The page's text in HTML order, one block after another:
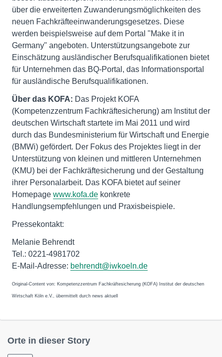
über die erweiterten Zuwanderungsmöglichkeiten des
neuen Fachkräfteeinwanderungsgesetzes. Diese
werden beispielsweise auf dem Portal "Make it in
Germany" angeboten. Unterstützungsangebote zur
Einschätzung ausländischer Berufsqualifikationen bietet
für Unternehmen das BQ-Portal, das Informationsportal
für ausländische Berufsqualifikationen.
Über das KOFA: Das Projekt KOFA
(Kompetenzzentrum Fachkräftesicherung) am Institut der
deutschen Wirtschaft startete im Mai 2011 und wird
durch das Bundesministerium für Wirtschaft und Energie
(BMWi) gefördert. Der Fokus des Projektes liegt in der
Unterstützung von kleinen und mittleren Unternehmen
(KMU) bei der Fachkräftesicherung und der Gestaltung
ihrer Personalarbeit. Das KOFA bietet auf seiner
Homepage www.kofa.de konkrete
Handlungsempfehlungen und Praxisbeispiele.
Pressekontakt:
Melanie Behrendt
Tel.: 0221-4981702
E-Mail-Adresse: behrendt@iwkoeln.de
Original-Content von: Kompetenzzentrum Fachkräftesicherung (KOFA) Institut der deutschen
Wirtschaft Köln e.V., übermittelt durch news aktuell
Orte in dieser Story